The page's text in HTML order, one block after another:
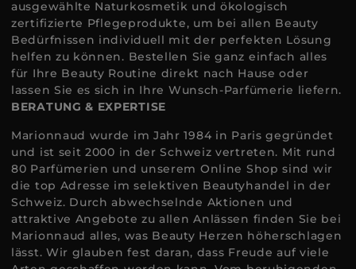
ausgewählte Naturkosmetik und ökologisch
zertifizierte Pflegeprodukte, um bei allen Beauty
Bedürfnissen individuell mit der perfekten Lösung
helfen zu können. Bestellen Sie ganz einfach alles
für Ihre Beauty Routine direkt nach Hause oder
lassen Sie es sich in Ihre Wunsch-Parfümerie liefern.
BERATUNG & EXPERTISE
Marionnaud wurde im Jahr 1984 in Paris gegründet
und ist seit 2000 in der Schweiz vertreten. Mit rund
80 Parfümerien und unserem Online Shop sind wir
die top Adresse im selektiven Beautyhandel in der
Schweiz. Durch abwechselnde Aktionen und
attraktive Angebote zu allen Anlässen finden Sie bei
Marionnaud alles, was Beauty Herzen höherschlagen
lässt. Wir glauben fest daran, dass Freude auf viele